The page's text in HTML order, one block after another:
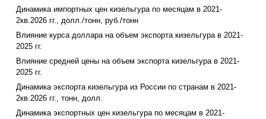
Динамика импортных цен кизельгура по месяцам в 2021-
2кв.2026 гг., долл./тонн, руб./тонн
Влияние курса доллара на объем экспорта кизельгура в 2021-
2025 гг.
Влияние средней цены на объем экспорта кизельгура в 2021-
2025 гг.
Динамика экспорта кизельгура из России по странам в 2021-
2кв.2026 гг., тонн, долл.
Динамика экспортных цен кизельгура по месяцам в 2021-